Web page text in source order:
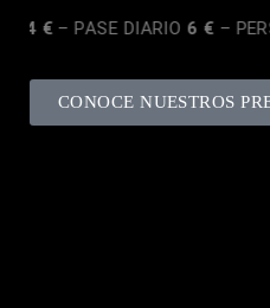
14 €– PASE DIARIO6 €–
CONOCE NUESTROS